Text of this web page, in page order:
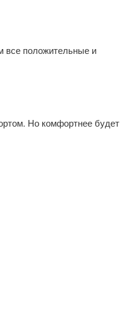
все положительные и
Но комфортнее будет